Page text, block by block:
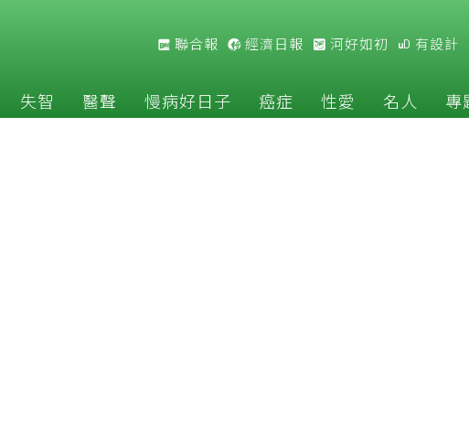
聯合報 經濟日報 河好如初 有設計
失智 醫聲 慢病好日子 癌症 性愛 名人 專